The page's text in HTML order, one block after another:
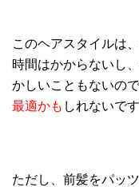
このヘアスタイルは
時間はかからないし
かしいこともないので
最適かも しれないで
ただし、前髪をパッ